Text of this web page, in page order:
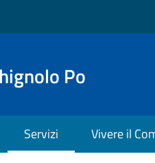
Po
Servizi Vivere il